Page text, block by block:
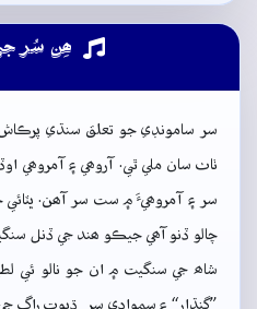
ھِن سُر
سر سامونڊي جو تعلق سنڌي
ٺاٺ سان ملي ٿي. آروھي ۽ آمروھي
سر ۽ آمروھيءَ ۾ ست سر آھن. ڀٽائي
چالو ڏنو آھي جيڪو ھند جي ڏنل
شاھ جي سنگيت ۾ ان جو نالو ئي
”گنڌار“ ۽ سموادي سر ڌيوت راڳ جي